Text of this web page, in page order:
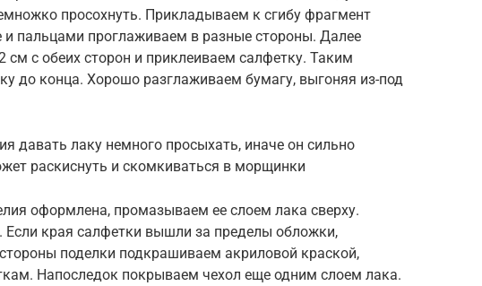
просохнуть. Прикладываем к сгибу фрагмент
и пальцами проглаживаем в разные стороны. Далее
с обеих сторон и приклеиваем салфетку. Таким
до конца. Хорошо разглаживаем бумагу, выгоняя из-под
давать лаку немного просыхать, иначе он сильно
раскиснуть и скомкиваться в морщинки
оформлена, промазываем ее слоем лака сверху.
Если края салфетки вышли за пределы обложки,
поделки подкрашиваем акриловой краской,
Напоследок покрываем чехол еще одним слоем лака.